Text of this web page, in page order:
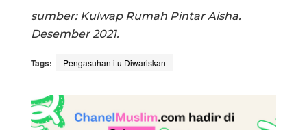
sumber: Kulwap Rumah Pintar Aisha.
Desember 2021.
Tags: Pengasuhan itu Diwariskan